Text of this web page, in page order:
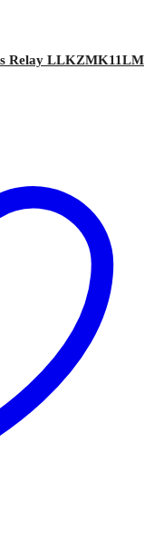
Relay LLKZMK11LM